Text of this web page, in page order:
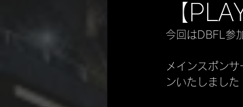
【
今回はDBFL参
メインスポンサ
ンいたしました